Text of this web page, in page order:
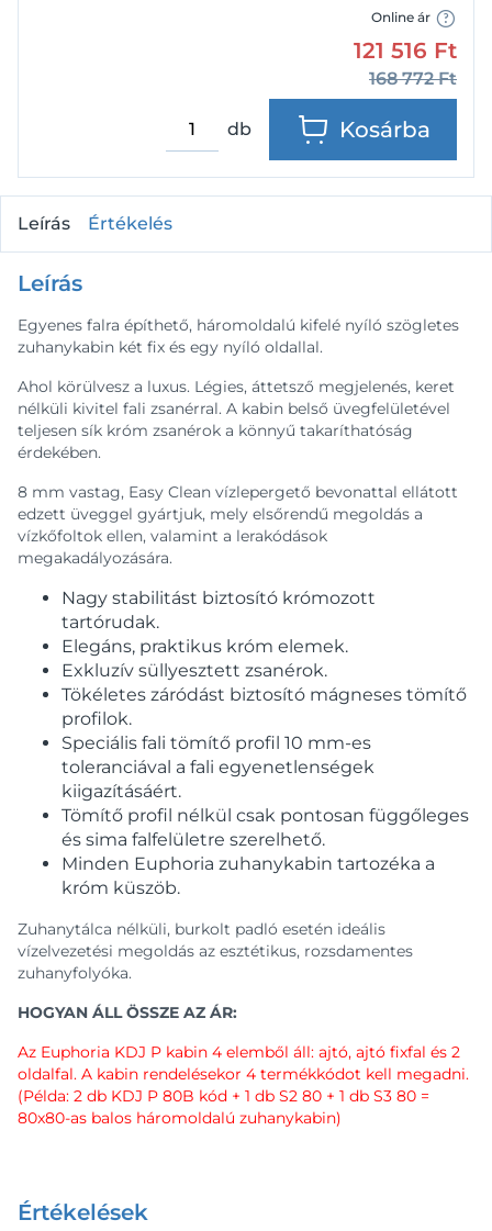
Online ár
121 516 Ft
168 772 Ft
db Kosárba
Leírás Értékelés
Leírás
Egyenes falra építhető, háromoldalú kifelé nyíló szögletes
zuhanykabin két fix és egy nyíló oldallal.
Ahol körülvesz a luxus. Légies, áttetsző megjelenés, keret
nélküli kivitel fali zsanérral. A kabin belső üvegfelületével
teljesen sík króm zsanérok a könnyű takaríthatóság
érdekében.
8 mm vastag, Easy Clean vízlepergető bevonattal ellátott
edzett üveggel gyártjuk, mely elsőrendű megoldás a
vízkőfoltok ellen, valamint a lerakódások
megakadályozására.
Nagy stabilitást biztosító krómozott
tartórudak.
Elegáns, praktikus króm elemek.
Exkluzív süllyesztett zsanérok.
Tökéletes záródást biztosító mágneses tömítő
profilok.
Speciális fali tömítő profil 10 mm-es
toleranciával a fali egyenetlenségek
kiigazításáért.
Tömítő profil nélkül csak pontosan függőleges
és sima falfelületre szerelhető.
Minden Euphoria zuhanykabin tartozéka a
króm küszöb.
Zuhanytálca nélküli, burkolt padló esetén ideális
vízelvezetési megoldás az esztétikus, rozsdamentes
zuhanyfolyóka.
HOGYAN ÁLL ÖSSZE AZ ÁR:
Az Euphoria KDJ P kabin 4 elemből áll: ajtó, ajtó fixfal és 2
oldalfal. A kabin rendelésekor 4 termékkódot kell megadni.
(Példa: 2 db KDJ P 80B kód + 1 db S2 80 + 1 db S3 80 =
80x80-as balos háromoldalú zuhanykabin)
Értékelések